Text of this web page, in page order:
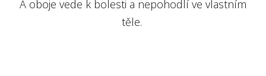
A oboje vede k bolesti a nepohodlí ve vlastním
těle.